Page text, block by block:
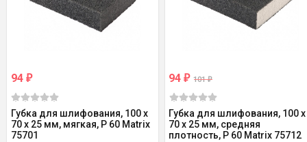
94 ₽
Губка для шлифования, 100 х
70 х 25 мм, мягкая, P 60 Matrix
75701
94₽ 101₽
Губка для шлифования, 100 х
70 х 25 мм, средняя
плотность, P 60 Matrix 75712